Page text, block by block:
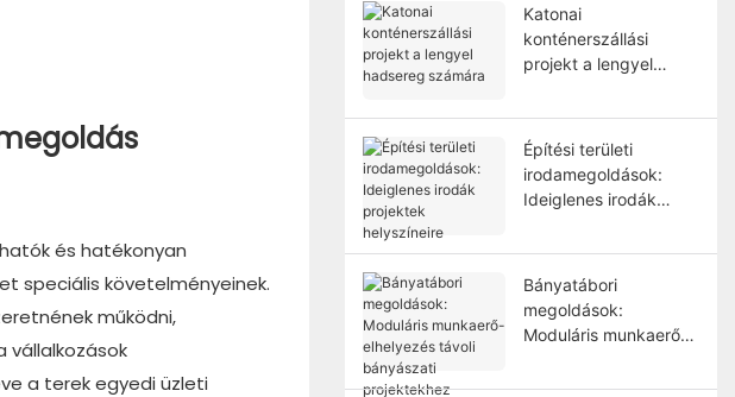
és hatékonyan
speciális követelményeinek.
működni,
vállalkozások
a terek egyedi üzleti
Katonai
konténerszállási
projekt a lengyel
Építési területi
irodamegoldások:
Ideiglenes irodák
Bányatábori
megoldások:
Moduláris munkaerő-
bányászati ​​